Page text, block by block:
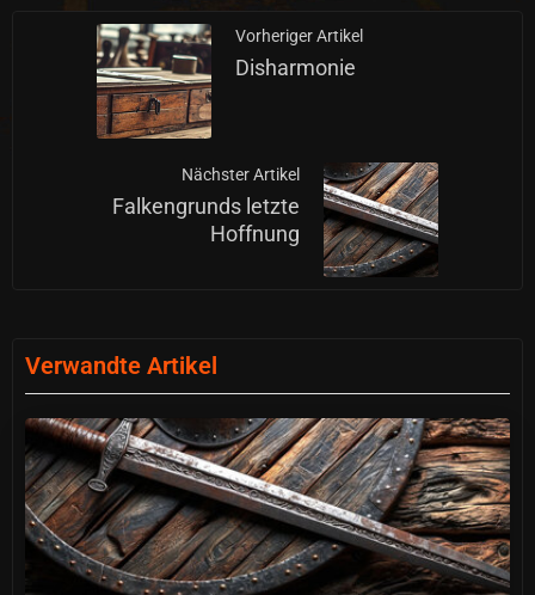
Vorheriger Artikel
Disharmonie
Nächster Artikel
Falkengrunds letzte
Hoffnung
Verwandte Artikel